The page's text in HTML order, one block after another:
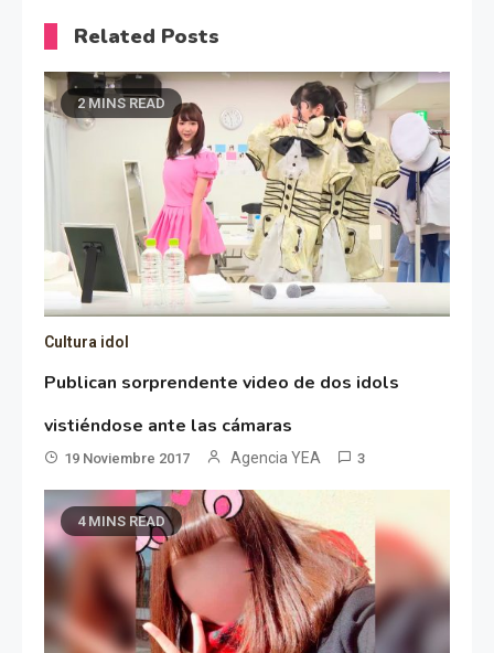
Related Posts
2 MINS READ
Cultura idol
Publican sorprendente video de dos idols
vistiéndose ante las cámaras
19 Noviembre 2017 Agencia YEA 3
4 MINS READ